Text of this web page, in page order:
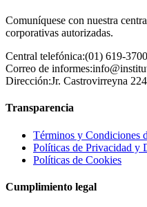
Comuníquese con nuestra
corporativas autorizadas.
Central telefónica:(01) 619-3700
Correo de informes:
Dirección:Jr. Castrovirreyna
Transparencia
Términos y Condiciones
Políticas de Privacidad y
Políticas de Cookies
Cumplimiento legal